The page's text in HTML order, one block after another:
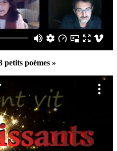
petits poèmes »